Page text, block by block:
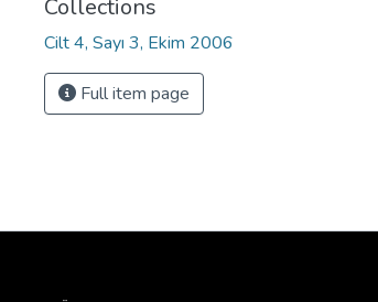
Collections
Cilt 4, Sayı 3, Ekim 2006
Full item page